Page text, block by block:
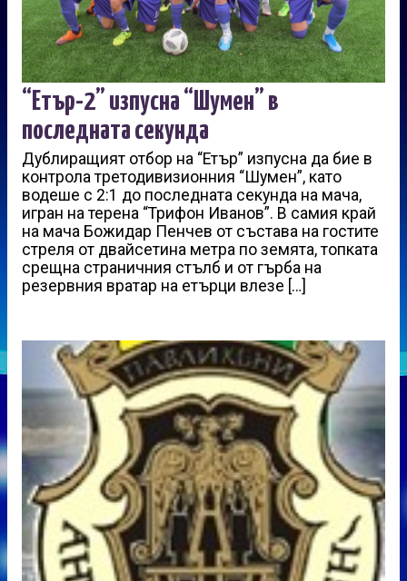
“Етър-2” изпусна “Шумен” в
последната секунда
Дублиращият отбор на “Етър” изпусна да бие в
контрола третодивизионния “Шумен”, като
водеше с 2:1 до последната секунда на мача,
игран на терена “Трифон Иванов”. В самия край
на мача Божидар Пенчев от състава на гостите
стреля от двайсетина метра по земята, топката
срещна страничния стълб и от гърба на
резервния вратар на етърци влезе […]